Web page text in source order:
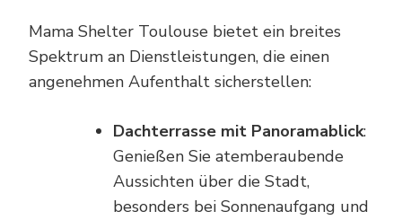
Mama Shelter Toulouse bietet ein breites
Spektrum an Dienstleistungen, die einen
angenehmen Aufenthalt sicherstellen:
Dachterrasse mit Panoramablick:
Genießen Sie atemberaubende
Aussichten über die Stadt,
besonders bei Sonnenaufgang und